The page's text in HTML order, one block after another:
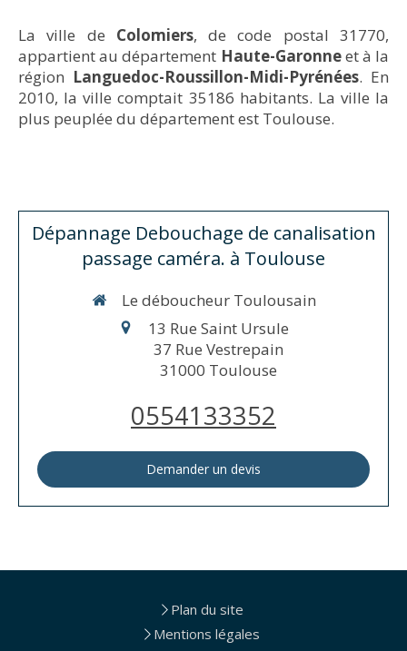
La ville de Colomiers, de code postal 31770,
appartient au département Haute-Garonneet à la
région Languedoc-Roussillon-Midi-Pyrénées. En
2010, la ville comptait 35186 habitants. La ville la
plus peuplée du département est Toulouse.
Dépannage Debouchage de canalisation
passage caméra. à Toulouse
Le déboucheur Toulousain
13 Rue Saint Ursule
37 Rue Vestrepain
31000 Toulouse
0554133352
Demander un devis
Plan du site
Mentions légales